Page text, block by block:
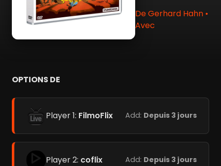
De Gerhard Hahn •
Avec
OPTIONS DE
Player 1: FilmoFlix Add: Depuis 3 jours
Player 2: coflix Add: Depuis 3 jours